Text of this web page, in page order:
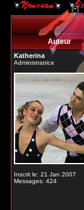
Auteur
Katherina
Administratrice
Inscrit le: 21 Jan 2007
Messages: 424